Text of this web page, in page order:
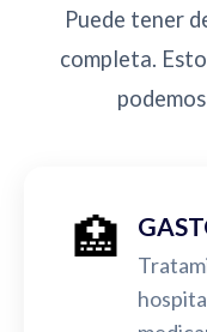
Puede tener
completa.
🏥